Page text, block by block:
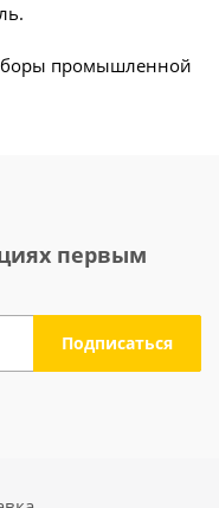
промышленной
первым